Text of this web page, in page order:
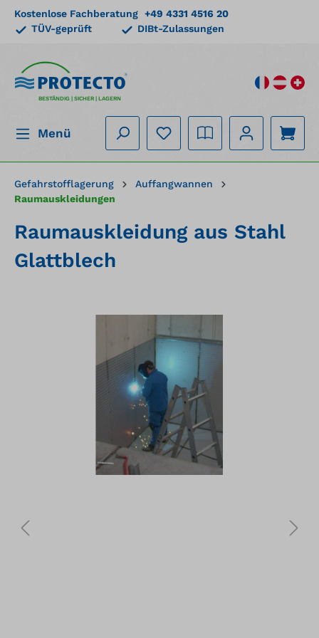
springen
Kostenlose Fachberatung +49 4331 4516 20
TÜV-geprüft
DIBt-Zulassungen
BESTÄNDIG | SICHER | LAGERN
Menü
Gefahrstofflagerung
Auffangwannen
Raumauskleidungen
Raumauskleidung aus Stahl
Glattblech